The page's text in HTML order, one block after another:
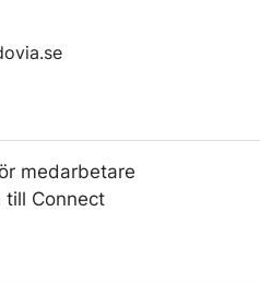
medarbetare
till Connect